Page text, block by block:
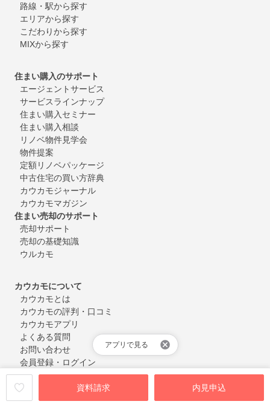
資料請求 内見申込
アプリで見る
路線・駅から探す
エリアから探す
こだわりから探す
MIXから探す
住まい購入のサポート
エージェントサービス
サービスラインナップ
住まい購入セミナー
住まい購入相談
リノベ物件見学会
物件提案
定額リノベパッケージ
中古住宅の買い方辞典
カウカモジャーナル
カウカモマガジン
住まい売却のサポート
売却サポート
売却の基礎知識
ウルカモ
カウカモについて
カウカモとは
カウカモの評判・口コミ
カウカモアプリ
よくある質問
お問い合わせ
会員登録・ログイン